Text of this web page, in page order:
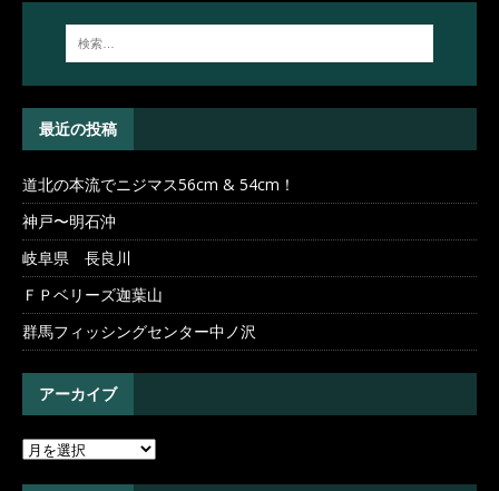
最近の投稿
道北の本流でニジマス56cm & 54cm！
神戸〜明石沖
岐阜県 長良川
ＦＰベリーズ迦葉山
群馬フィッシングセンター中ノ沢
アーカイブ